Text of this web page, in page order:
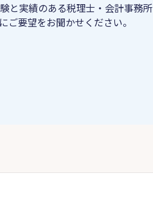
と実績のある税理士・会計事務所
ご要望をお聞かせください。